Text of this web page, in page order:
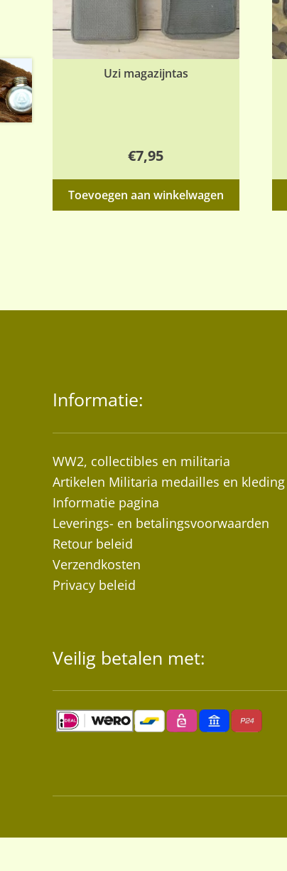
Uzi magazijntas
€7,95
Toevoegen aan winkelwagen
Informatie:
WW2, collectibles en militaria
Artikelen Militaria medailles en kleding
Informatie pagina
Leverings- en betalingsvoorwaarden
Retour beleid
Verzendkosten
Privacy beleid
Veilig betalen met: